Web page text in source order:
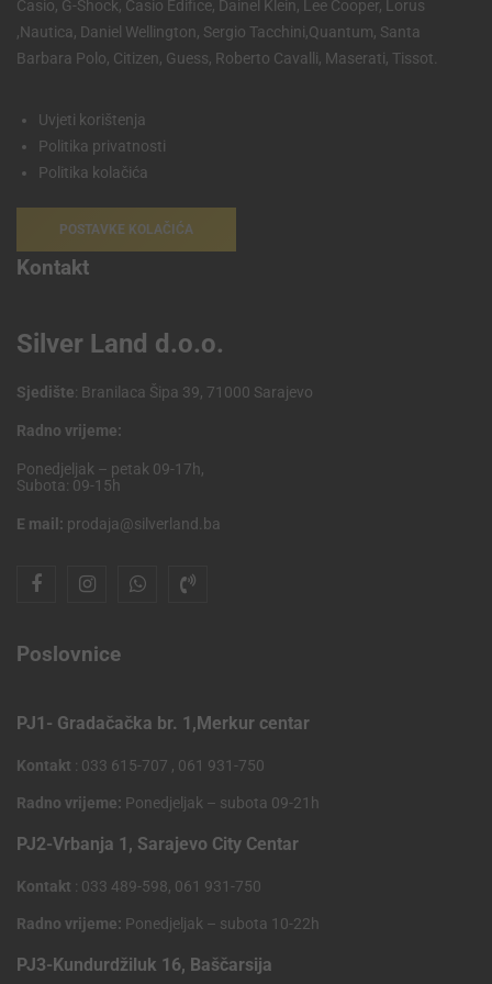
Casio, G-Shock, Casio Edifice, Dainel Klein, Lee Cooper, Lorus
,Nautica, Daniel Wellington, Sergio Tacchini,Quantum, Santa
Barbara Polo, Citizen, Guess, Roberto Cavalli, Maserati, Tissot.
Uvjeti korištenja
Politika privatnosti
Politika kolačića
POSTAVKE KOLAČIĆA
Kontakt
Silver Land d.o.o.
Sjedište: Branilaca Šipa 39, 71000 Sarajevo
Radno vrijeme:
Ponedjeljak – petak 09-17h,
Subota: 09-15h
E mail: prodaja@silverland.ba
Poslovnice
PJ1- Gradačačka br. 1,Merkur centar
Kontakt : 033 615-707 , 061 931-750
Radno vrijeme: Ponedjeljak – subota 09-21h
PJ2-Vrbanja 1, Sarajevo City Centar
Kontakt : 033 489-598, 061 931-750
Radno vrijeme: Ponedjeljak – subota 10-22h
PJ3-Kundurdžiluk 16, Baščarsija